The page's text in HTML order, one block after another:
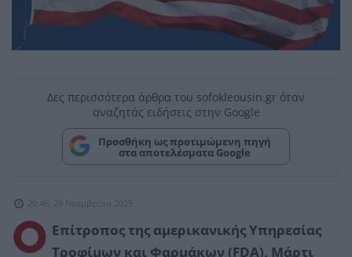
Δες περισσότερα άρθρα του sofokleousin.gr όταν
αναζητάς ειδήσεις στην Google
Προσθήκη ως προτιμώμενη πηγή
στα αποτελέσματα Google
20:46, 29 Νοεμβρίου 2025
Ο Επίτροπος της αμερικανικής Υπηρεσίας
Τροφίμων και Φαρμάκων (FDA), Μάρτι